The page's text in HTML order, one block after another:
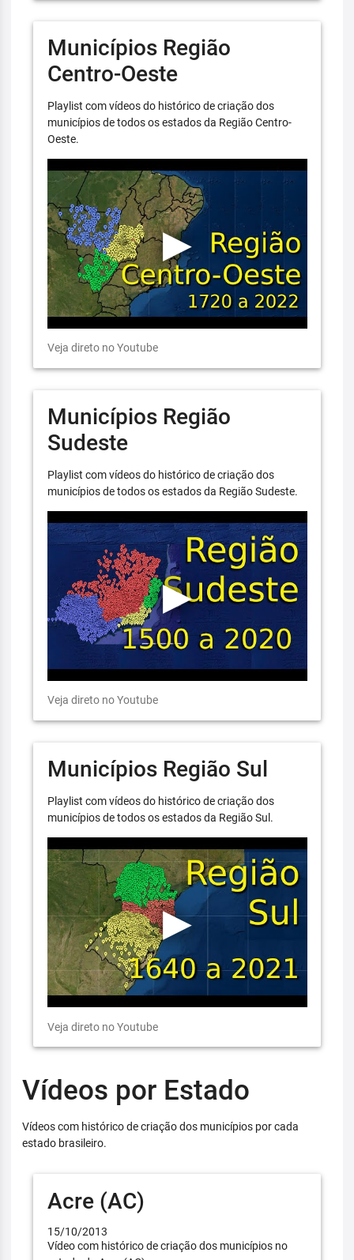
Municípios Região
Centro-Oeste
Playlist com vídeos do histórico de criação dos
municípios de todos os estados da Região Centro-
Oeste.
Veja direto no Youtube
Municípios Região
Sudeste
Playlist com vídeos do histórico de criação dos
municípios de todos os estados da Região Sudeste.
Veja direto no Youtube
Municípios Região Sul
Playlist com vídeos do histórico de criação dos
municípios de todos os estados da Região Sul.
Veja direto no Youtube
Vídeos por Estado
Vídeos com histórico de criação dos municípios por cada
estado brasileiro.
Acre (AC)
15/10/2013
Vídeo com histórico de criação dos municípios no